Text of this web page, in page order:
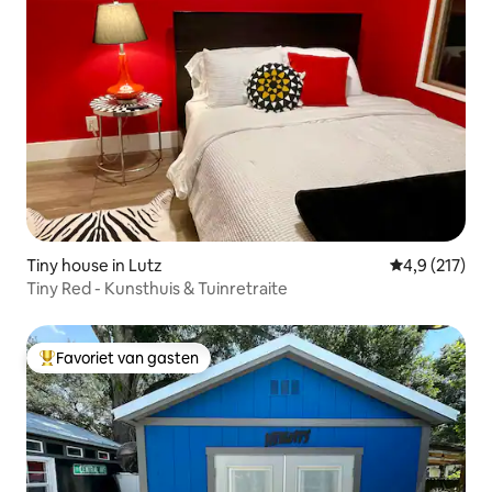
Tiny house in Lutz Gemiddelde
4,9 (217)
Tiny Red - Kunsthuis & Tuinretraite
Topfavoriet van gasten
Favoriet van gasten